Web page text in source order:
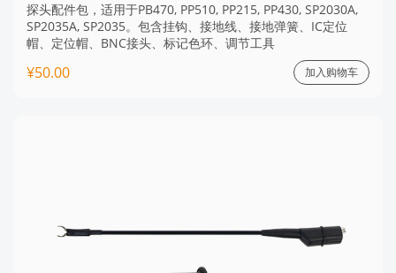
探头配件包，适用于PB470, PP510, PP215, PP430, SP2030A,
SP2035A, SP2035。包含挂钩、接地线、接地弹簧、IC定位
帽、定位帽、BNC接头、标记色环、调节工具
¥50.00 加入购物车